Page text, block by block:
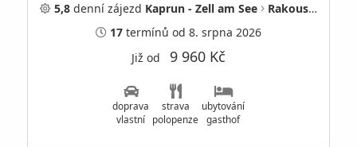
5,8 denní zájezd Kaprun - Zell am See
Rakousko
17 termínů od 8. srpna 2026
Již od 9 960 Kč
doprava
vlastní
strava
polopenze
ubytování
gasthof